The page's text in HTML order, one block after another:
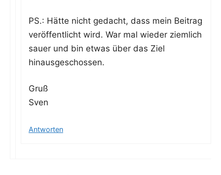
PS.: Hät­te nicht gedacht, dass mein Bei­trag
ver­öf­fent­licht wird. War mal wie­der ziem­lich
sau­er und bin etwas über das Ziel
hinausgeschossen.
Gruß
Sven
Antworten